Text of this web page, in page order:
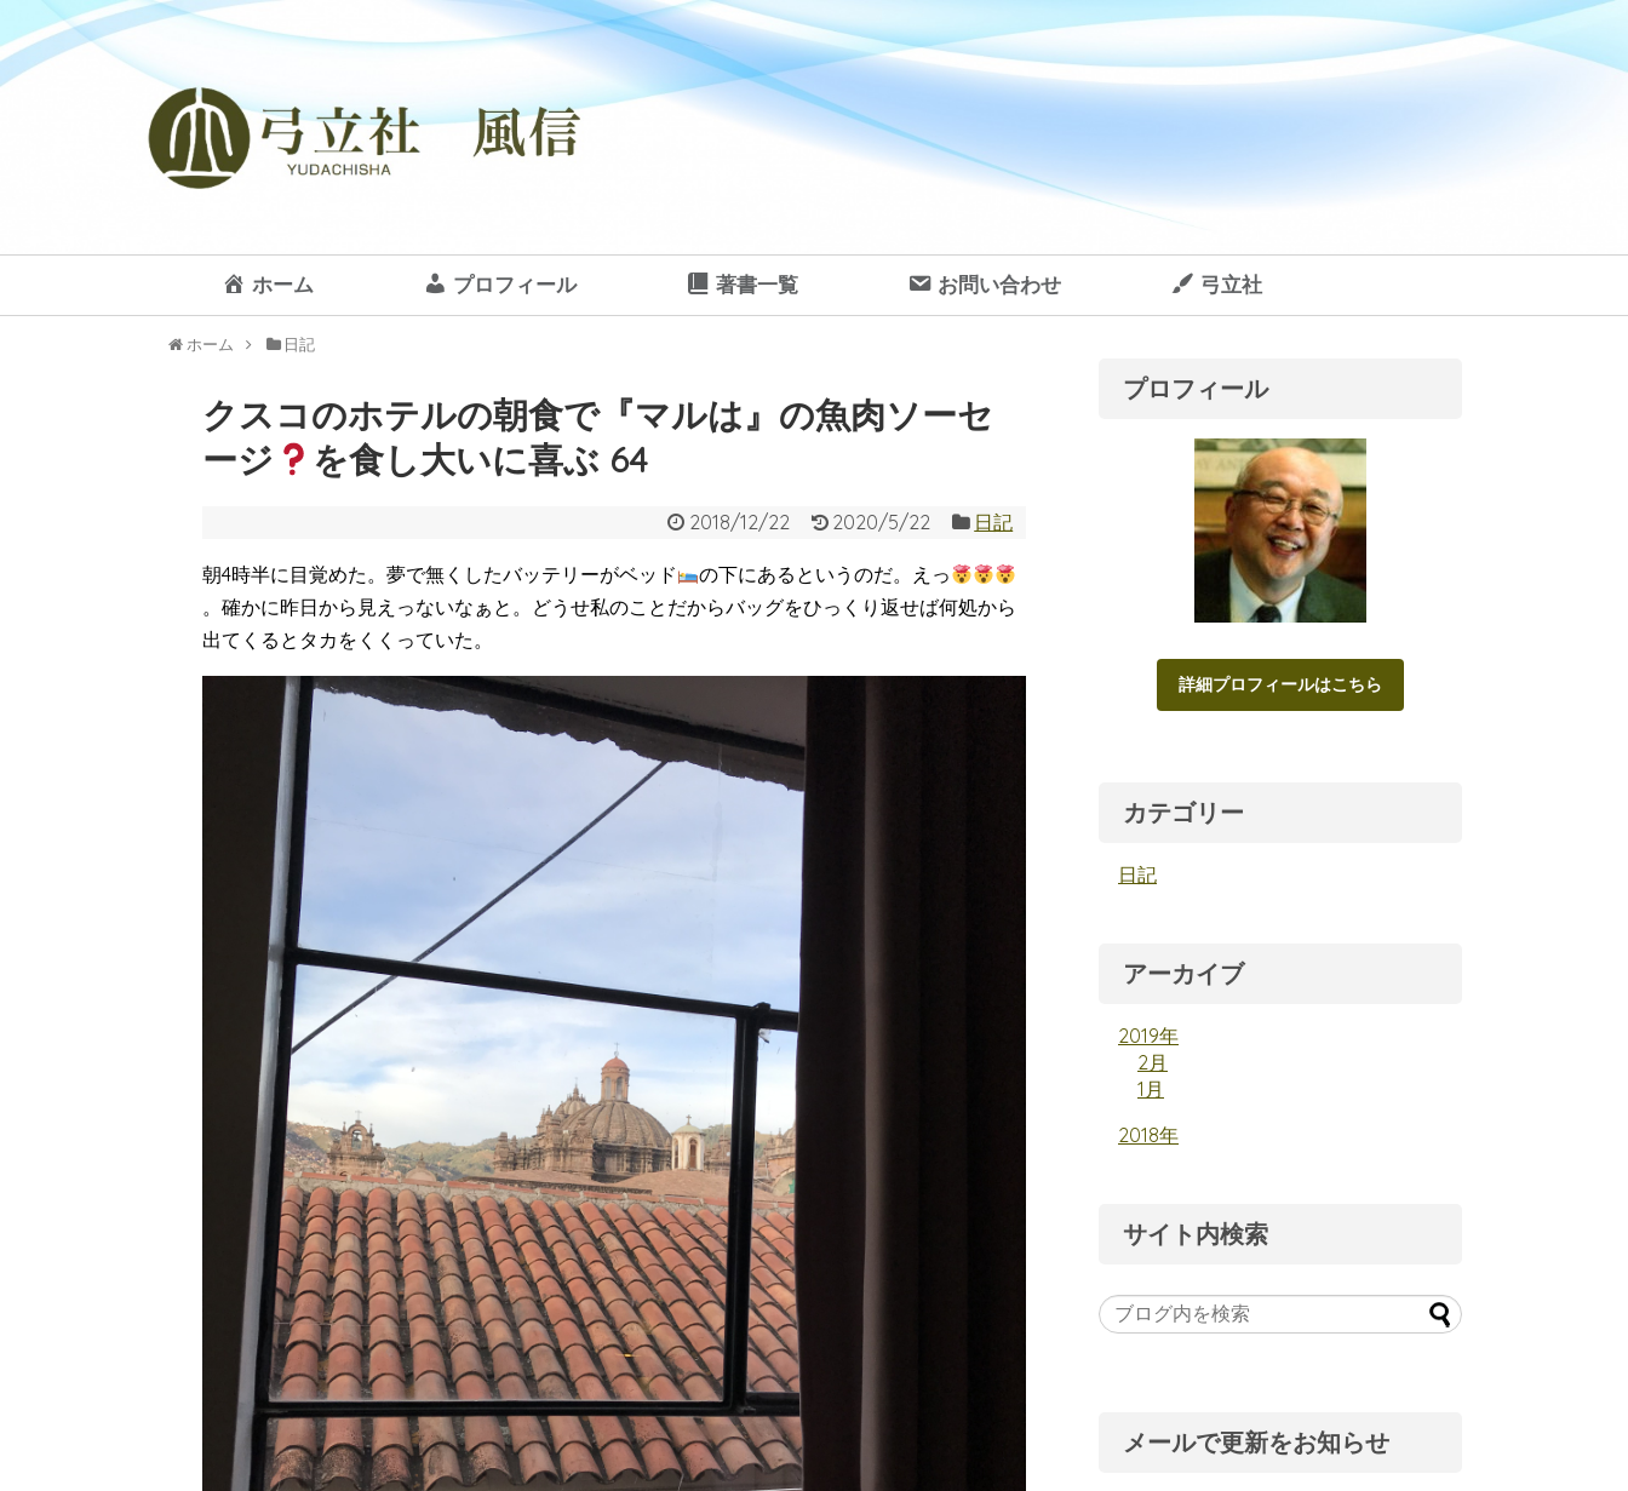
ホーム プロフィール 著書一覧 お問い合わせ 弓立社
ホーム 日記
クスコのホテルの朝食で『マルは』の魚肉ソーセ
ージ
を食し大いに喜ぶ 64
2018/12/22 2020/5/22 日記
朝4時半に目覚めた。夢で無くしたバッテリーがベッド
の下にあるというのだ。えっ
。確かに昨日から見えっないなぁと。どうせ私のことだからバッグをひっくり返せば何処から
出てくるとタカをくくっていた。
プロフィール
詳細プロフィールはこちら
カテゴリー
日記
アーカイブ
2019年
2月
1月
2018年
サイト内検索
メールで更新をお知らせ